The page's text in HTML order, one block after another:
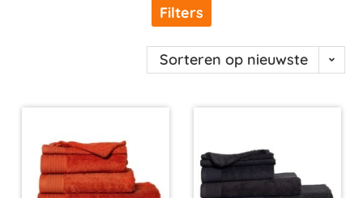
Filters
Sorteren op nieuwste